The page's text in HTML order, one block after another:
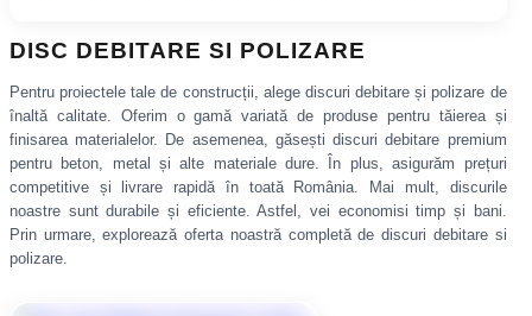
DISC DEBITARE SI POLIZARE
Pentru proiectele tale de construcții, alege discuri debitare și polizare de
înaltă calitate. Oferim o gamă variată de produse pentru tăierea și
finisarea materialelor. De asemenea, găsești discuri debitare premium
pentru beton, metal și alte materiale dure. În plus, asigurăm prețuri
competitive și livrare rapidă în toată România. Mai mult, discurile
noastre sunt durabile și eficiente. Astfel, vei economisi timp și bani.
Prin urmare, explorează oferta noastră completă de discuri debitare si
polizare.